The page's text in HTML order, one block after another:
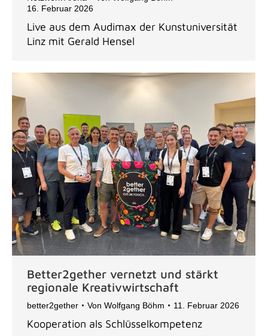
16. Februar 2026
Live aus dem Audimax der Kunstuniversität
Linz mit Gerald Hensel
Better2gether vernetzt und stärkt
regionale Kreativwirtschaft
better2gether Von Wolfgang Böhm 11. Februar 2026
Kooperation als Schlüsselkompetenz